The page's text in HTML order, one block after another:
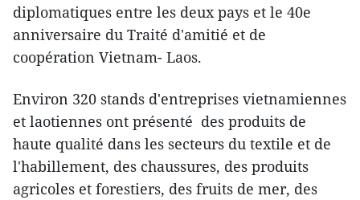
diplomatiques entre les deux pays et le 40e
anniversaire du Traité d'amitié et de
coopération Vietnam- Laos.
Environ 320 stands d​'entreprises vietnamiennes
et laotiennes ont présenté des produits de
haute qualité dans les ​secteurs du textile et de
l'habillement, des chaussures, des produits
agricoles et forestiers, des fruits de mer, des